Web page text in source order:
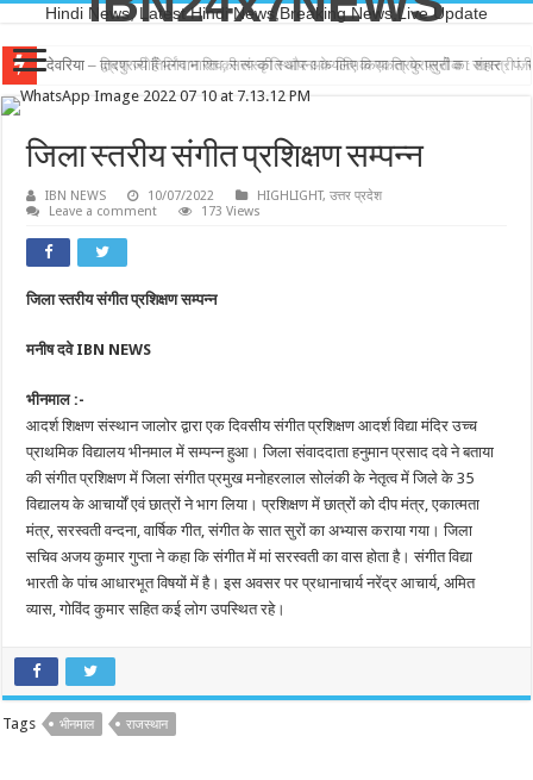
Hindi News, Latest Hindi News,Breaking News,Live Update
देवरिया – त्रिपुरारी हैं भगवान शिव, सत्य की स्थापना के लिए किया त्रिपुरासुरों का संहार : पं.
जिला स्तरीय संगीत प्रशिक्षण सम्पन्न
IBN NEWS 10/07/2022 HIGHLIGHT,उत्तर प्रदेश
Leave a comment
173 Views
जिला स्तरीय संगीत प्रशिक्षण सम्पन्न
मनीष दवे IBN NEWS
भीनमाल :-
आदर्श शिक्षण संस्थान जालोर द्वारा एक दिवसीय संगीत प्रशिक्षण आदर्श विद्या मंदिर उच्च
प्राथमिक विद्यालय भीनमाल में सम्पन्न हुआ। जिला संवाददाता हनुमान प्रसाद दवे ने बताया
की संगीत प्रशिक्षण में जिला संगीत प्रमुख मनोहरलाल सोलंकी के नेतृत्व में जिले के 35
विद्यालय के आचार्यों एवं छात्रों ने भाग लिया। प्रशिक्षण में छात्रों को दीप मंत्र, एकात्मता
मंत्र, सरस्वती वन्दना, वार्षिक गीत, संगीत के सात सुरों का अभ्यास कराया गया। जिला
सचिव अजय कुमार गुप्ता ने कहा कि संगीत में मां सरस्वती का वास होता है। संगीत विद्या
भारती के पांच आधारभूत विषयों में है। इस अवसर पर प्रधानाचार्य नरेंद्र आचार्य, अमित
व्यास, गोविंद कुमार सहित कई लोग उपस्थित रहे।
Tags भीनमाल राजस्थान